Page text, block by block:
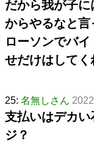
だから我が子
からやるなと
ローソンでバ
せだけはしてく
25: 名無しさん
支払いはデカ
ジ？